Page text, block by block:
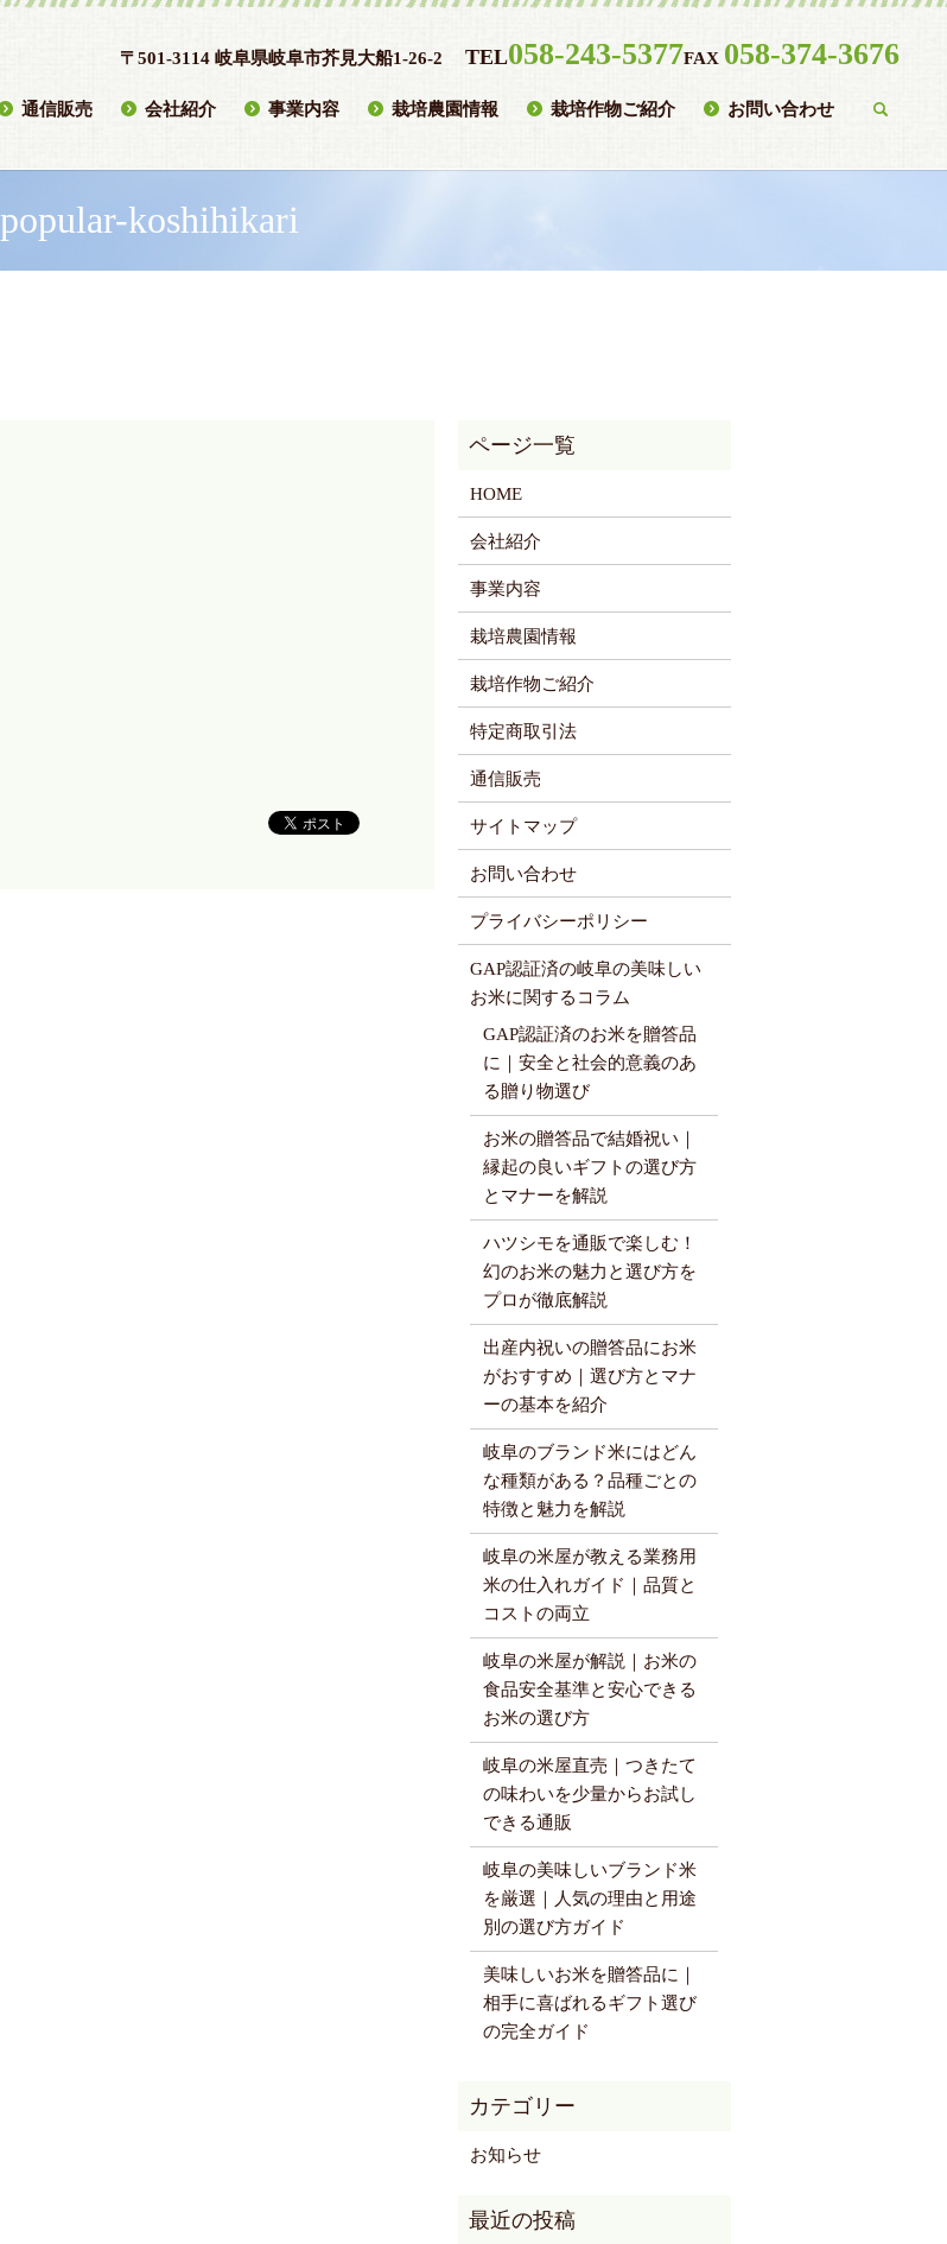
〒501-3114 岐阜県岐阜市芥見大船1-26-2 TEL058-243-5377FAX 058-374-3676
通信販売 会社紹介 事業内容 栽培農園情報 栽培作物ご紹介 お問い合わせ
popular-koshihikari
HOME
会社紹介
事業内容
栽培農園情報
栽培作物ご紹介
特定商取引法
通信販売
サイトマップ
お問い合わせ
プライバシーポリシー
GAP認証済の岐阜の美味しい
お米に関するコラム
GAP認証済のお米を贈答品
に｜安全と社会的意義のあ
る贈り物選び
お米の贈答品で結婚祝い｜
縁起の良いギフトの選び方
とマナーを解説
ハツシモを通販で楽しむ！
幻のお米の魅力と選び方を
プロが徹底解説
出産内祝いの贈答品にお米
がおすすめ｜選び方とマナ
ーの基本を紹介
岐阜のブランド米にはどん
な種類がある？品種ごとの
特徴と魅力を解説
岐阜の米屋が教える業務用
米の仕入れガイド｜品質と
コストの両立
岐阜の米屋が解説｜お米の
食品安全基準と安心できる
お米の選び方
岐阜の米屋直売｜つきたて
の味わいを少量からお試し
できる通販
岐阜の美味しいブランド米
を厳選｜人気の理由と用途
別の選び方ガイド
美味しいお米を贈答品に｜
相手に喜ばれるギフト選び
の完全ガイド
お知らせ